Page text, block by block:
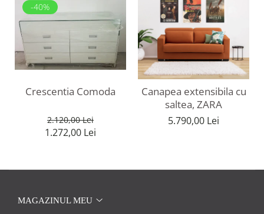
-40%
Crescentia Comoda
2.120,00 Lei
1.272,00 Lei
Canapea extensibila cu
saltea, ZARA
5.790,00 Lei
MAGAZINUL MEU